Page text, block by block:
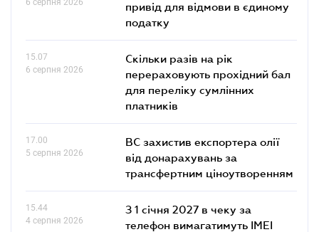
привід для відмови в єдиному
податку
15.07
6 серпня 2026
Скільки разів на рік
перераховують прохідний бал
для переліку сумлінних
платників
17.00
5 серпня 2026
ВС захистив експортера олії
від донарахувань за
трансфертним ціноутворенням
15.44
4 серпня 2026
З 1 січня 2027 в чеку за
телефон вимагатимуть IMEI